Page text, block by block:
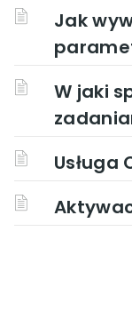
Jak
W jaki
Usługa